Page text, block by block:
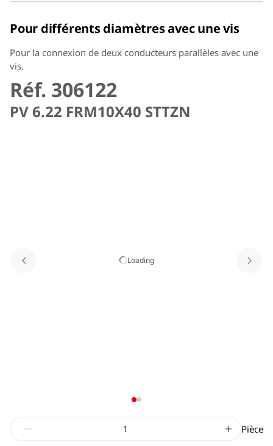
Pour différents diamètres avec une vis
Pour la connexion de deux conducteurs parallèles avec une
vis.
Réf. 306122
PV 6.22 FRM10X40 STTZN
Loading
Pièce